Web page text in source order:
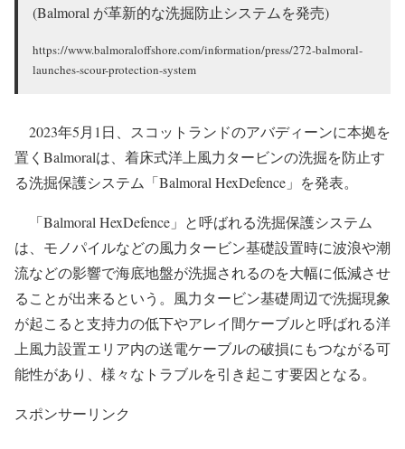
(Balmoral が革新的な洗掘防止システムを発売)
https://www.balmoraloffshore.com/information/press/272-balmoral-
launches-scour-protection-system
2023年5月1日、スコットランドのアバディーンに本拠を
置くBalmoralは、着床式洋上風力タービンの洗掘を防止す
る洗掘保護システム「Balmoral HexDefence」を発表。
「Balmoral HexDefence」と呼ばれる洗掘保護システム
は、モノパイルなどの風力タービン基礎設置時に波浪や潮
流などの影響で海底地盤が洗掘されるのを大幅に低減させ
ることが出来るという。風力タービン基礎周辺で洗掘現象
が起こると支持力の低下やアレイ間ケーブルと呼ばれる洋
上風力設置エリア内の送電ケーブルの破損にもつながる可
能性があり、様々なトラブルを引き起こす要因となる。
スポンサーリンク